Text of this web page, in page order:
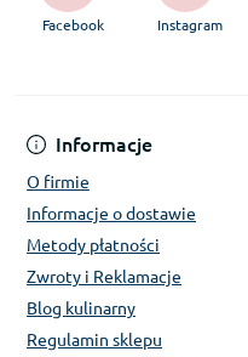
Informacje
O firmie
Informacje o dostawie
Metody płatności
Zwroty i Reklamacje
Blog kulinarny
Regulamin sklepu
Facebook Instagram